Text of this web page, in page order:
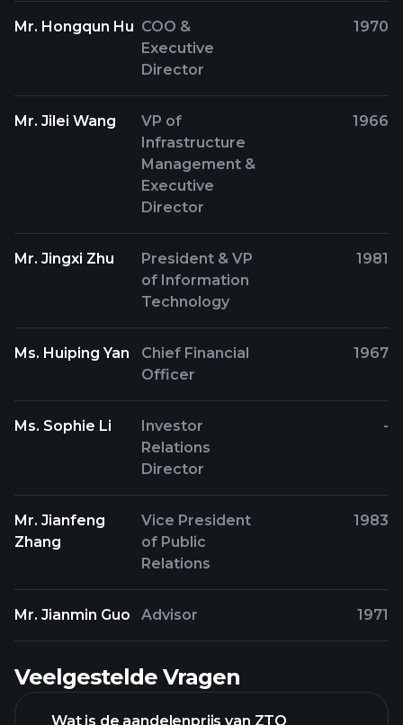
Mr. Hongqun Hu COO &
Executive
Director
1970
Mr. Jilei Wang
VP of
Infrastructure
Management &
Executive
Director
1966
Mr. Jingxi Zhu
President & VP
of Information
Technology
1981
Ms. Huiping Yan
Chief Financial
Officer
1967
Ms. Sophie Li
Investor
Relations
Director
-
Mr. Jianfeng
Zhang
Vice President
of Public
Relations
1983
Mr. Jianmin Guo Advisor 1971
Veelgestelde Vragen
Wat is de aandelenprijs van ZTO